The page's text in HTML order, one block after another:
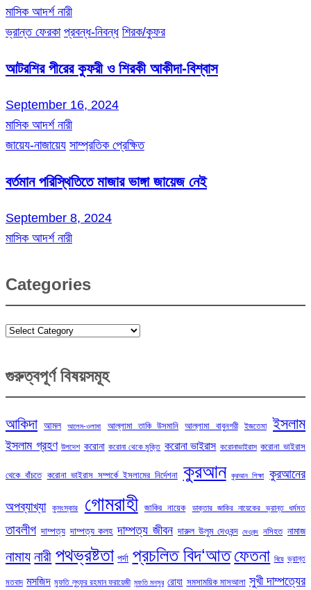
মাসিক আদর্শ নারী
ভ্রান্ত ফেরকা প্রবন্ধ-নিবন্ধ শিরক/কুফর
আটরশির পীরের কুফরী ও শিরকী আকীদা-বিশ্বাস
September 16, 2024
মাসিক আদর্শ নারী
জায়েয-নাজায়েয সাম্প্রতিক প্রেক্ষিত
বর্তমান পরিস্থিতিতে মাজার ভাঙ্গা জায়েজ নেই
September 8, 2024
মাসিক আদর্শ নারী
Categories
Categories
গুরুত্বপূর্ণ বিষয়সমূহ
আকিদা আমল আলেম-ওলামা আল্লামা তাকি উসমানি আল্লামা বাবুনগরী ইজতেমা ইসলাম
ইসলাম গ্রহণ উপদেশ করোনা করোনা থেকে মুক্তি করোনা ভাইরাস করোনাভাইরাস করোনা ভাইরাস
থেকে বাঁচতে করোনা ভাইরাস সম্পর্কে ইসলামের নির্দেশনা কুরআন কুরআন শিক্ষা কুরআনের
অপব্যাখ্যা কুসংস্কার গোমরাহী জাকির নায়েক ডাক্তার জাকির নায়েকের ভ্রান্ত ধর্মমত
তাবলীগ দাম্পত্য দাম্পত্য কলহ দাম্পত্য জীবন দারুল উলুম দেওবন্দ দেওবন্দ নসিহত নামাজ
নামায নারী পথভ্রষ্টতা পর্দা প্রচলিত বিদ‘আত ফেতনা বিয়ে ভ্রান্ত
মতবাদ মসজিদ মুফতি লুৎফুর রহমান ফরায়েজী মুফতি মনসুর রোযা সমসাময়িক মাসআলা সুখী দাম্পত্যের